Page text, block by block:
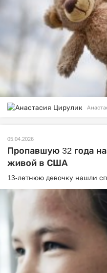
05.04.2026
Пропавшую 32 года
живой в США
13-летнюю девочку нашли